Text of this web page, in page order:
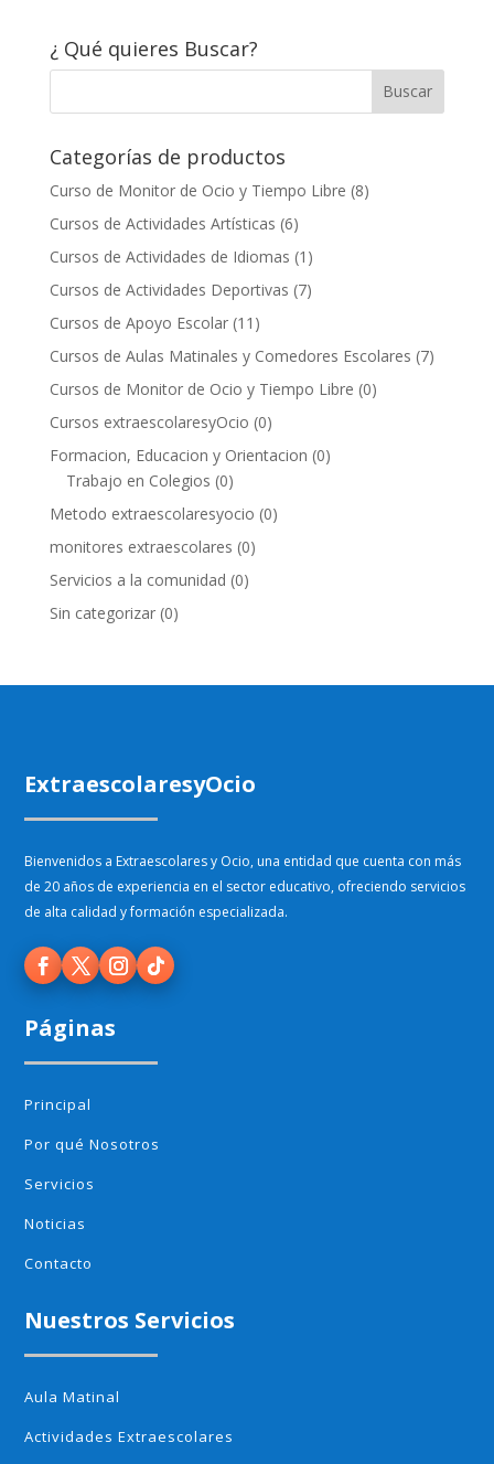
¿ Qué quieres Buscar?
Categorías de productos
Curso de Monitor de Ocio y Tiempo Libre (8)
Cursos de Actividades Artísticas (6)
Cursos de Actividades de Idiomas (1)
Cursos de Actividades Deportivas (7)
Cursos de Apoyo Escolar (11)
Cursos de Aulas Matinales y Comedores Escolares (7)
Cursos de Monitor de Ocio y Tiempo Libre (0)
Cursos extraescolaresyOcio (0)
Formacion, Educacion y Orientacion (0)
Trabajo en Colegios (0)
Metodo extraescolaresyocio (0)
monitores extraescolares (0)
Servicios a la comunidad (0)
Sin categorizar (0)
ExtraescolaresyOcio
Bienvenidos a Extraescolares y Ocio, una entidad que cuenta con más
de 20 años de experiencia en el sector educativo, ofreciendo servicios
de alta calidad y formación especializada.
Páginas
Principal
Por qué Nosotros
Servicios
Noticias
Contacto
Nuestros Servicios
Aula Matinal
Actividades Extraescolares